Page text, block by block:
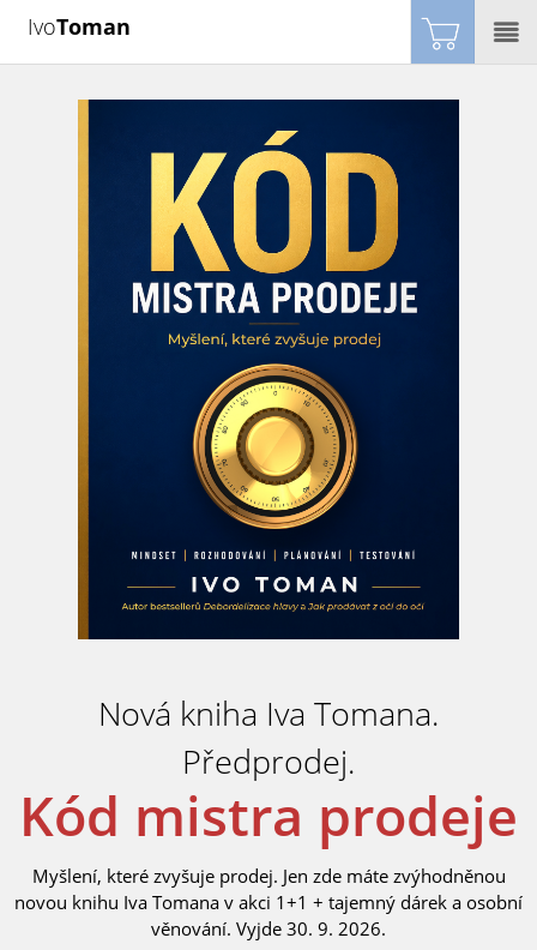
IvoToman
Nová kniha Iva Tomana.
Předprodej.
Kód mistra prodeje
Myšlení, které zvyšuje prodej. Jen zde máte zvýhodněnou
novou knihu Iva Tomana v akci 1+1 + tajemný dárek a osobní
věnování. Vyjde 30. 9. 2026.